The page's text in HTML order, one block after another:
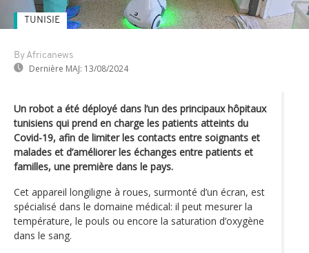
By Africanews
Dernière MAJ: 13/08/2024
TUNISIE
Un robot a été déployé dans l’un des principaux hôpitaux
tunisiens qui prend en charge les patients atteints du
Covid-19, afin de limiter les contacts entre soignants et
malades et d’améliorer les échanges entre patients et
familles, une première dans le pays.
Cet appareil longiligne à roues, surmonté d’un écran, est
spécialisé dans le domaine médical: il peut mesurer la
température, le pouls ou encore la saturation d’oxygène
dans le sang.